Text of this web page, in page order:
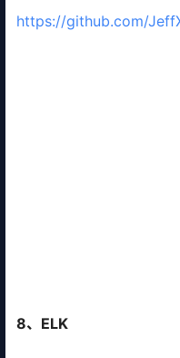
https://github.com/
8、ELK